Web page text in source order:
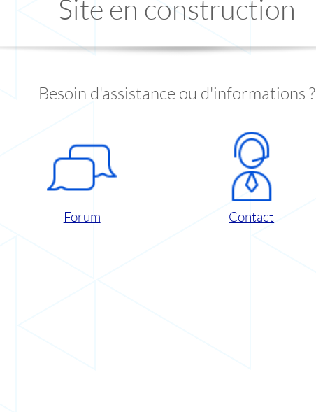
Site en construction
Besoin d'assistance ou d'informations ?
Forum Contact